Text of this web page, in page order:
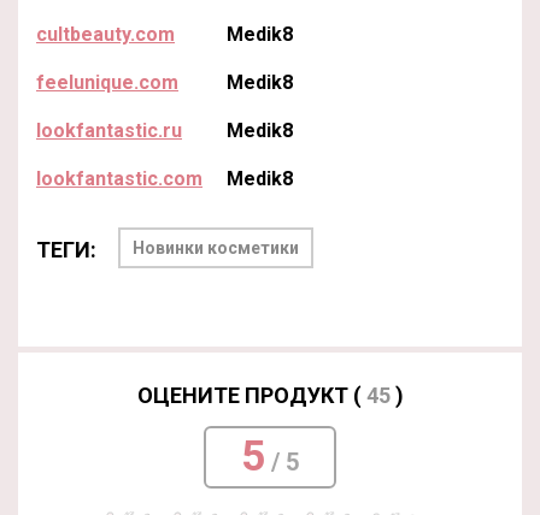
cultbeauty.com Medik8
feelunique.com Medik8
lookfantastic.ru Medik8
lookfantastic.com Medik8
ТЕГИ: Новинки косметики
ОЦЕНИТЕ ПРОДУКТ (45)
5 / 5